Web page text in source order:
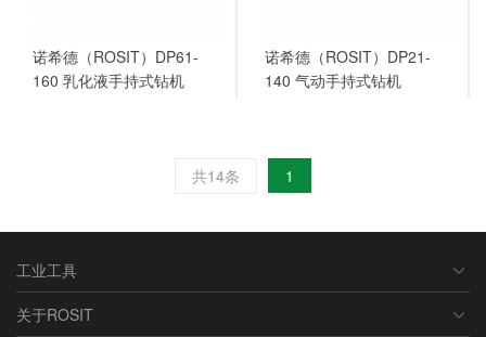
诺希德（ROSIT）DP61-
160 乳化液手持式钻机
诺希德（ROSIT）DP21-
140 气动手持式钻机
共14条 1
工业工具
关于ROSIT